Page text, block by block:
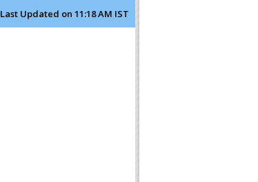
Last Updated on 11:18 AM IST